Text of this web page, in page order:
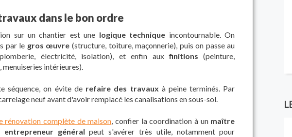
dans le bon ordre
sur un chantier est une logique technique incontournable. On
par le gros œuvre (structure, toiture, maçonnerie), puis on passe au
électricité, isolation), et enfin auxfinitions (peinture,
menuiseries intérieures).
séquence, on évite de refaire des travaux à peine terminés. Par
neuf avant d'avoir remplacé les canalisations en sous-sol.
rénovation complète de maison, confier la coordination à un maître
entrepreneur général peut s'avérer très utile, notamment pour